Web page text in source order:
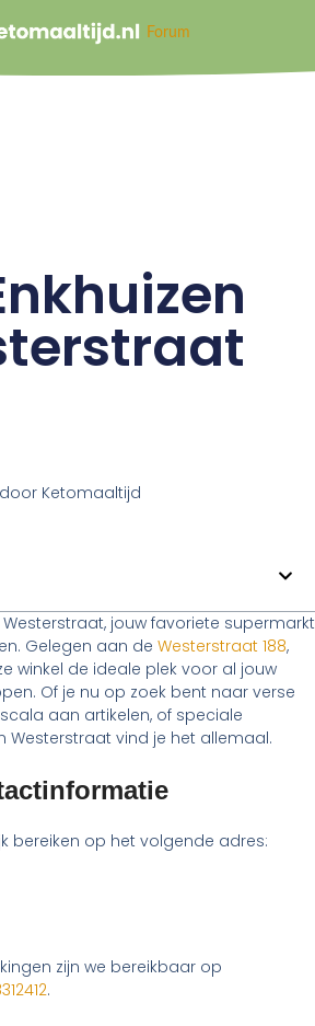
Forum
doorKetomaaltijd
Westerstraat, jouw favoriete supermarkt
Gelegen aan de Westerstraat 188,
winkel de ideale plek voor al jouw
Of je nu op zoek bent naar verse
aan artikelen, of speciale
Westerstraat vind je het allemaal.
bereiken op het volgende adres:
zijn we bereikbaar op
.